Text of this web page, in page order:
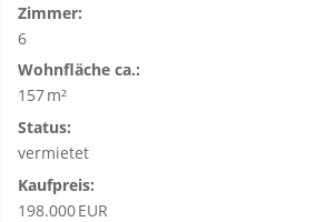
Zimmer:
6
Wohnfläche ca.:
157 m²
Status:
vermietet
Kaufpreis:
198.000 EUR